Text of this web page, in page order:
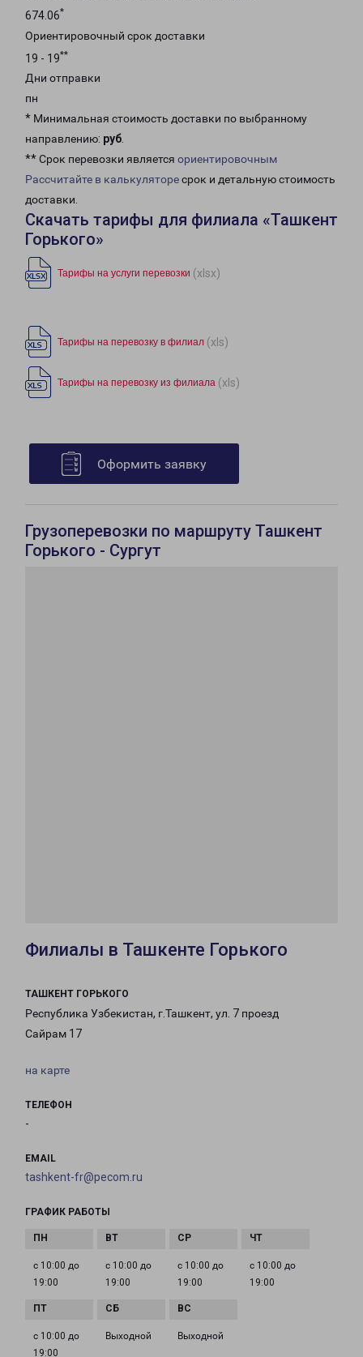
674.06*
Ориентировочный срок доставки
19 - 19**
Дни отправки
пн
* Минимальная стоимость доставки по выбранному
направлению: руб.
** Срок перевозки является ориентировочным
Рассчитайте в калькуляторесрок и детальную стоимость
доставки.
Скачать тарифы для филиала «Ташкент
Горького»
Тарифы на услуги перевозки (xlsx)
Тарифы на перевозку в филиал (xls)
Тарифы на перевозку из филиала (xls)
Оформить заявку
Грузоперевозки по маршруту Ташкент
Горького - Сургут
Филиалы в Ташкенте Горького
ТАШКЕНТ ГОРЬКОГО
Республика Узбекистан, г.Ташкент, ул. 7 проезд
Сайрам 17
на карте
ТЕЛЕФОН
-
EMAIL
tashkent-fr@pecom.ru
ГРАФИК РАБОТЫ
с 10:00 до
19:00
с 10:00 до
19:00
с 10:00 до
19:00
с 10:00 до
19:00
с 10:00 до
19:00
Выходной Выходной